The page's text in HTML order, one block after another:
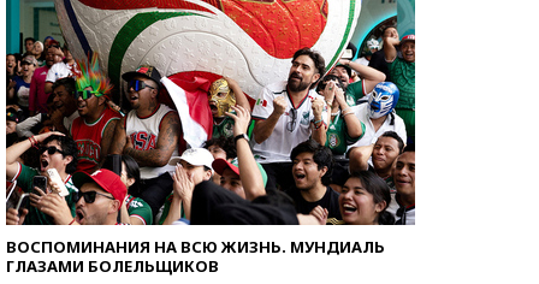
ВОСПОМИНАНИЯ НА ВСЮ ЖИЗНЬ. МУНДИАЛЬ
ГЛАЗАМИ БОЛЕЛЬЩИКОВ